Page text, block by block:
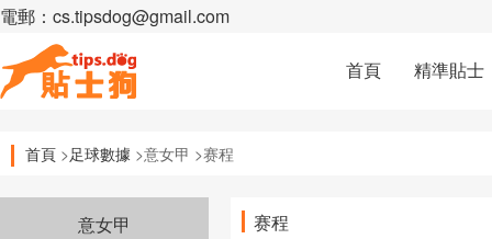
電郵：cs.tipsdog@gmail.com
首頁 精準貼士
首頁 >足球數據 >意女甲 >赛程
意女甲 赛程